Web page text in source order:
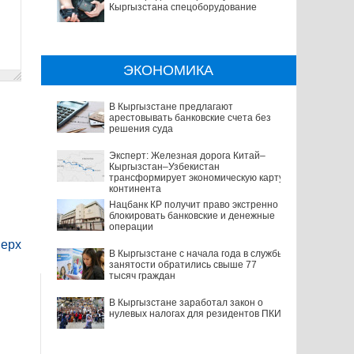
Кыргызстана спецоборудование
ЭКОНОМИКА
В Кыргызстане предлагают
арестовывать банковские счета без
решения суда
Эксперт: Железная дорога Китай–
Кыргызстан–Узбекистан
трансформирует экономическую карту
континента
Нацбанк КР получит право экстренно
блокировать банковские и денежные
операции
В Кыргызстане с начала года в службы
занятости обратились свыше 77
тысяч граждан
В Кыргызстане заработал закон о
нулевых налогах для резидентов ПКИ